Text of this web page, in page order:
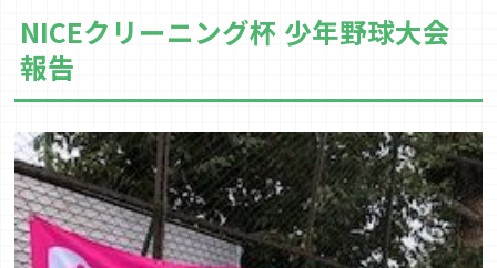
NICEクリーニング杯 少年野球大会
報告